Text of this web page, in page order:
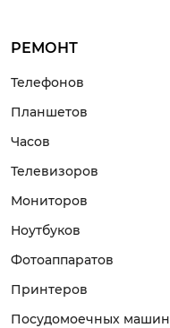
РЕМОНТ
Телефонов
Планшетов
Часов
Телевизоров
Мониторов
Ноутбуков
Фотоаппаратов
Принтеров
Посудомоечных машин